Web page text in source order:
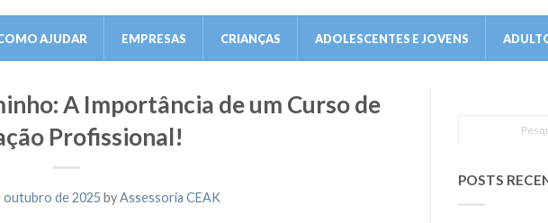
AJUDAR EMPRESAS CRIANÇAS ADOLESCENTES E JOVENS
A Importância de um Curso de
Profissional!
outubro de 2025 byAssessoria CEAK
POSTS